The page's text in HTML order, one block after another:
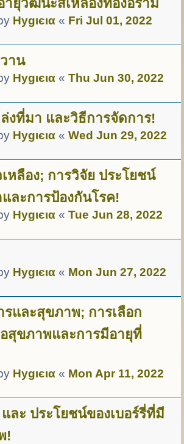
ยุวัฒนะสีเหลืองทองอร่าม
Hуgιєια « Fri Jul 01, 2022
าน
Hуgιєια « Thu Jun 30, 2022
งที่มา และวิธีการจัดการ!
Hуgιєια « Wed Jun 29, 2022
หลือง; การวิจัย ประโยชน์
ละการป้องกันโรค!
Hуgιєια « Tue Jun 28, 2022
Hуgιєια « Mon Jun 27, 2022
และสุขภาพ; การเลือก
สุขภาพและการมีอายุที่
Hуgιєια « Mon Apr 11, 2022
และ ประโยชน์ของเบอร์รี่ที่มี
!